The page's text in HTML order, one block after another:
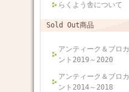
らくよう舎について
Sold Out商品
アンティーク＆ブロカ
ント2019～2020
アンティーク＆ブロカ
ント2014～2018